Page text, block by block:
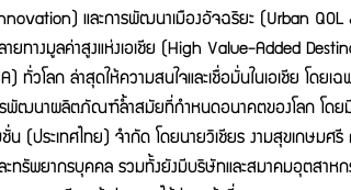
และการพัฒนาเมืองอัจฉริยะ (Urban QOL
ายทางมูลค่าสูงแห่งเอเชีย (High Value-Added
ลก ล่าสุดให้ความสนใจและเชื่อมั่นในเอเชีย โดยเฉพ
พัฒนาผลิตภัณฑ์ล้ำสมัยที่กำหนดอนาคตของโลก โดย
ประเทศไทย) จำกัด โดยนายวิเชียร งามสุขเกษมศรี
รัพยากรบุคคล รวมทั้งยังมีบริษัทและสมาคมอุตสาหก